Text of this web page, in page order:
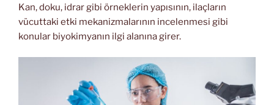
Kan, doku, idrar gibi örneklerin yapısının, ilaçların
vücuttaki etki mekanizmalarının incelenmesi gibi
konular biyokimyanın ilgi alanına girer.